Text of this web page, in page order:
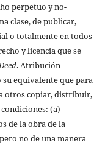
perpetuo y no-
clase, de publicar,
o totalmente en todos
y licencia que se
. Atribución-
equivalente que para
otros copiar, distribuir,
(a)
de la obra de la
no de una manera